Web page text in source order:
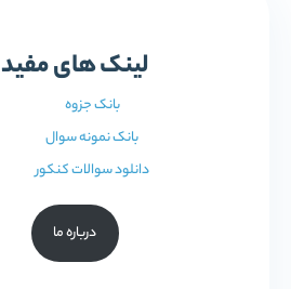
لینک های مفید
بانک جزوه
بانک نمونه سوال
دانلود سوالات کنکور
درباره ما